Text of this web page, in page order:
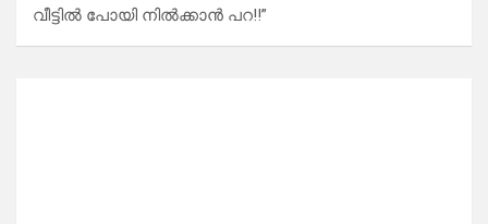
വീട്ടിൽ പോയി നിൽക്കാൻ പറ!!”